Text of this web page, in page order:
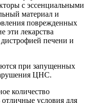
с эссенциальными
материал и
поврежденных
эти лекарства
печени и
при запущенных
ЦНС.
количество
условия для